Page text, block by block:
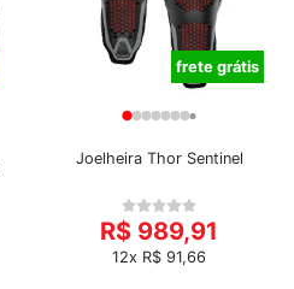
frete grátis
Joelheira Thor Sentinel
R$ 989,91
12x R$ 91,66